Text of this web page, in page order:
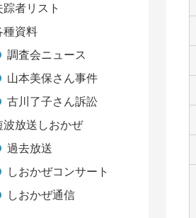
踪者リスト
種資料
調査会ニュース
山本美保さん事件
古川了子さん訴訟
波放送しおかぜ
過去放送
しおかぜコンサート
しおかぜ通信